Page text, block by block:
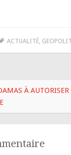
ACTUALITÉ,
À AUTORISER